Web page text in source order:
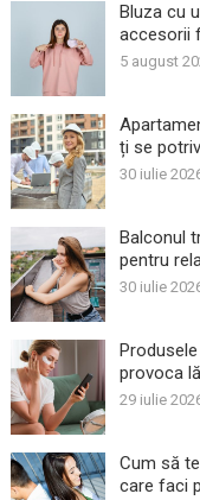
Bluza cu
accesorii
5 august
ți se
30 iulie
Balconul
pentru
30 iulie
provoca
29 iulie
Cum să
care faci